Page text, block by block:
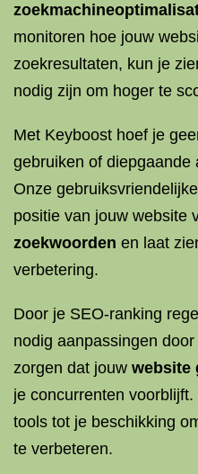
monitoren hoe jouw
zoekresultaten, kun je
nodig zijn om hoger te
Met Keyboost hoef je
gebruiken of diepgaande
Onze
positie van jouw website
zoekwoorden en laat
verbetering.
Door je SEO-ranking
nodig aanpassingen
zorgen dat jouw website
je concurrenten
tools tot je beschikking
te verbeteren.